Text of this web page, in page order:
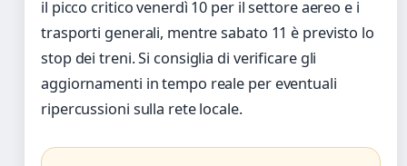
il picco critico venerdì 10 per il settore aereo e i
trasporti generali, mentre sabato 11 è previsto lo
stop dei treni. Si consiglia di verificare gli
aggiornamenti in tempo reale per eventuali
ripercussioni sulla rete locale.